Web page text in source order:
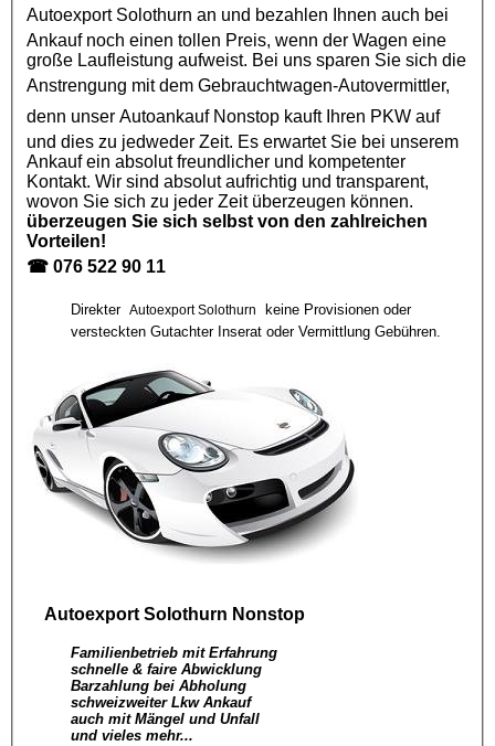
Autoexport Solothurn an und bezahlen Ihnen auch bei
Ankauf noch einen tollen Preis, wenn der Wagen eine
große Laufleistung aufweist. Bei uns sparen Sie sich die
Anstrengung mit dem Gebrauchtwagen-Autovermittler,
denn unser AutoankaufNonstop kauft Ihren PKW auf
und dies zu jedweder Zeit. Es erwartet Sie bei unserem
Ankauf ein absolut freundlicher und kompetenter
Kontakt. Wir sind absolut aufrichtig und transparent,
wovon Sie sich zu jeder Zeit überzeugen können.
überzeugen Sie sich selbst von den zahlreichen
Vorteilen!
☎ 076 522 90 11
Direkter Autoexport Solothurn
keine Provisionen oder
versteckten Gutachter Inserat oder Vermittlung Gebühren.
Autoexport Solothurn Nonstop
Familienbetrieb mit Erfahrung
schnelle & faire Abwicklung
Barzahlung bei Abholung
schweizweiter Lkw Ankauf
auch mit Mängel und Unfall
und vieles mehr...